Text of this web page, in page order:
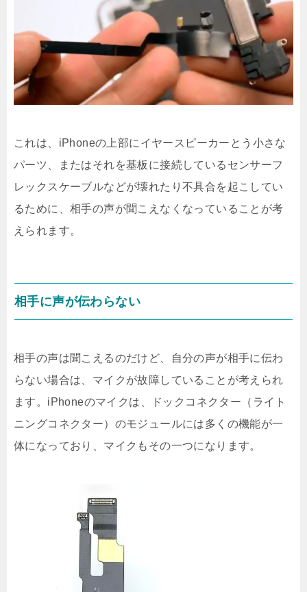
これは、iPhoneの上部にイヤースピーカーとう小さな
パーツ、またはそれを基板に接続しているセンサーフ
レックスケーブルなどが壊れたり不具合を起こしてい
るために、相手の声が聞こえなくなっていることが考
えられます。
相手に声が伝わらない
相手の声は聞こえるのだけど、自分の声が相手に伝わ
らない場合は、マイクが故障していることが考えられ
ます。iPhoneのマイクは、ドックコネクター（ライト
ニングコネクター）のモジュールには多くの機能が一
体になっており、マイクもその一つになります。